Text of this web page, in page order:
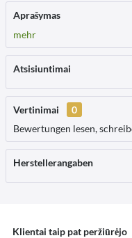
Aprašymas
mehr
Atsisiuntimai
Vertinimai
0
Bewertungen lesen,
Herstellerangaben
Klientai taip pat peržiūrėjo